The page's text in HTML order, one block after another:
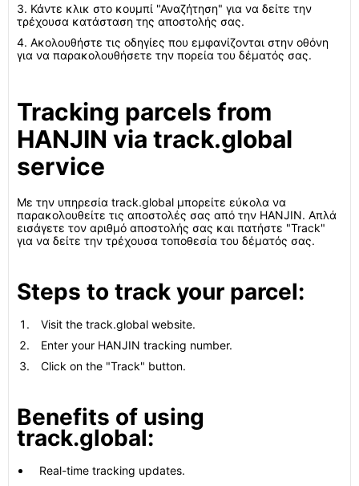
3. Κάντε κλικ στο κουμπί "Αναζήτηση" για να δείτε την
τρέχουσα κατάσταση της αποστολής σας.
4. Ακολουθήστε τις οδηγίες που εμφανίζονται στην οθόνη
για να παρακολουθήσετε την πορεία του δέματός σας.
Tracking parcels from
HANJIN via track.global
service
Με την υπηρεσία track.global μπορείτε εύκολα να
παρακολουθείτε τις αποστολές σας από την HANJIN. Απλά
εισάγετε τον αριθμό αποστολής σας και πατήστε "Track"
για να δείτε την τρέχουσα τοποθεσία του δέματός σας.
Steps to track your parcel:
Visit the track.global website.
Enter your HANJIN tracking number.
Click on the "Track" button.
Benefits of using
track.global:
Real-time tracking updates.